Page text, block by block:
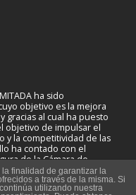
finalidad de garantizar la
a través de la misma. Si
utilizando nuestra
ha sido
objetivo es la mejora
gracias al cual ha puesto
objetivo de impulsar el
y la competitividad de las
ha contado con el
de la Cámara de